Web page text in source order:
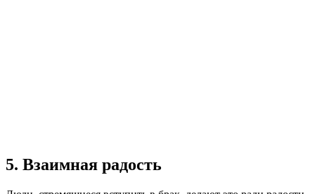
5. Взаимная радость